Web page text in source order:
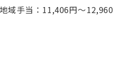
域手当：11,406円～12,960